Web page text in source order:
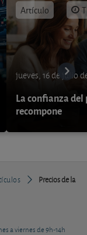
Artículo
jueves, 16 de julio
La confianza del
recompone
Precios de la
a viernes de 9h-14h